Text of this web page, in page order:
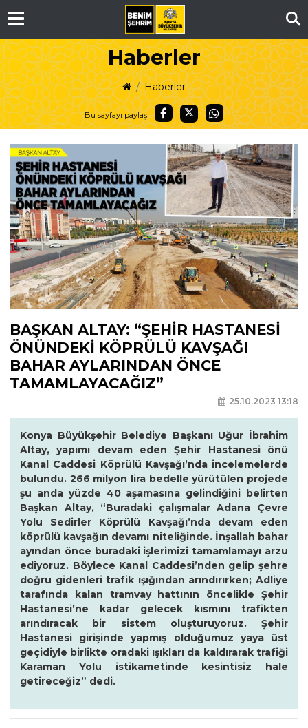
Haberler
Haberler
Bu sayfayı paylaş
BAŞKAN ALTAY: “ŞEHİR HASTANESİ
ÖNÜNDEKİ KÖPRÜLÜ KAVŞAĞI
BAHAR AYLARINDAN ÖNCE
TAMAMLAYACAĞIZ”
25.10.2023 13:18
Konya Büyükşehir Belediye Başkanı Uğur İbrahim
Altay, yapımı devam eden Şehir Hastanesi önü
Kanal Caddesi Köprülü Kavşağı’nda incelemelerde
bulundu. 266 milyon lira bedelle yürütülen projede
şu anda yüzde 40 aşamasına gelindiğini belirten
Başkan Altay, “Buradaki çalışmalar Adana Çevre
Yolu Sedirler Köprülü Kavşağı’nda devam eden
köprülü kavşağın devamı niteliğinde. İnşallah bahar
ayından önce buradaki işlerimizi tamamlamayı arzu
ediyoruz. Böylece Kanal Caddesi’nden gelip şehre
doğru gidenleri trafik ışığından arındırırken; Adliye
tarafında kalan tramvay hattının öncelikle Şehir
Hastanesi’ne kadar gelecek kısmını trafikten
arındıracak bir sistem oluşturuyoruz. Şehir
Hastanesi girişinde yapmış olduğumuz yaya üst
geçidiyle birlikte oradaki ışıkları da kaldırarak trafiği
Karaman Yolu istikametinde kesintisiz hale
getireceğiz” dedi.